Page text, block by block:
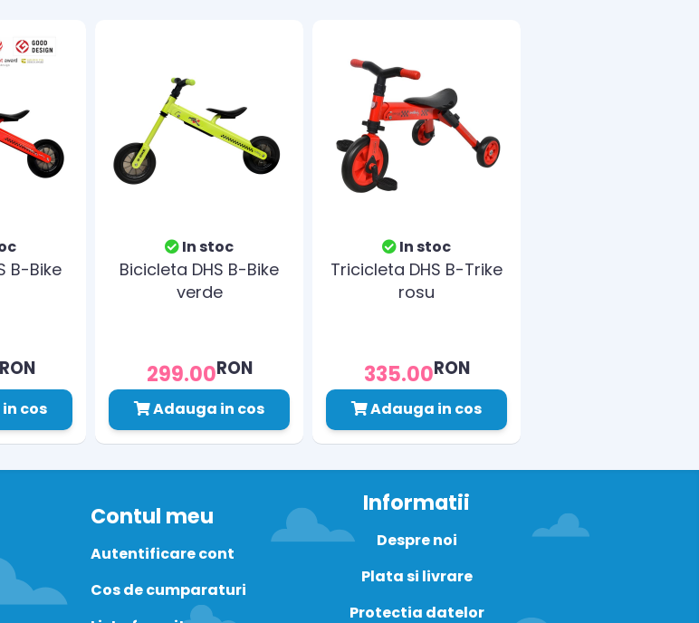
B-Bike
RON
cos
In stoc
Bicicleta DHS B-Bike
verde
299.00RON
Adauga in cos
In stoc
Tricicleta DHS B-Trike
rosu
335.00RON
Adauga in cos
Contul meu
Autentificare cont
Cos de cumparaturi
Informatii
Despre noi
Plata si livrare
Protectia datelor